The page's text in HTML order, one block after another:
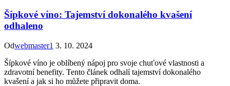
Šípkové víno: Tajemství dokonalého kvašení
odhaleno
Odwebmaster1 3. 10. 2024
Šípkové víno je oblíbený nápoj pro svoje chuťové vlastnosti a
zdravotní benefity. Tento článek odhalí tajemství dokonalého
kvašení a jak si ho můžete připravit doma.